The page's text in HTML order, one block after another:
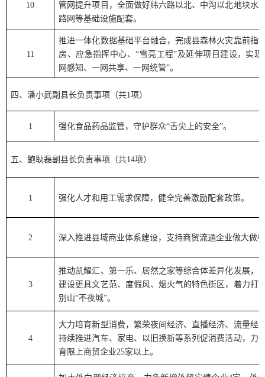
10
管网提升项目，全面做好纬六路以北、中沟以北地块水
路网等基础设施配套。
11
推进一体化数据基础平台融合，完成县森林火灾靠前指
房、应急指挥中心、“雪亮工程”及延伸项目建设，实现
网感知、一网共享、一网统管”。
四、潘小武副县长负责事项（共1项）
1 强化食品药品监管，守护群众“舌尖上的安全”。
五、鲍耿磊副县长负责事项（共14项）
1 强化人才和用工需求保障，健全完善激励配套政策。
2 深入推进县域商业体系建设，支持商贸流通企业做大做
3
推动凯耀汇、第一乐、居然之家等综合体差异化发展，
建设更具文艺范、度假风、烟火气的特色街区，着力打
别山“不夜城”。
4
大力培育新型消费，繁荣夜间经济、直播经济、流量经
持续推进汽车、家电、以旧换新等系列促消费活动，力
育限上商贸企业25家以上。